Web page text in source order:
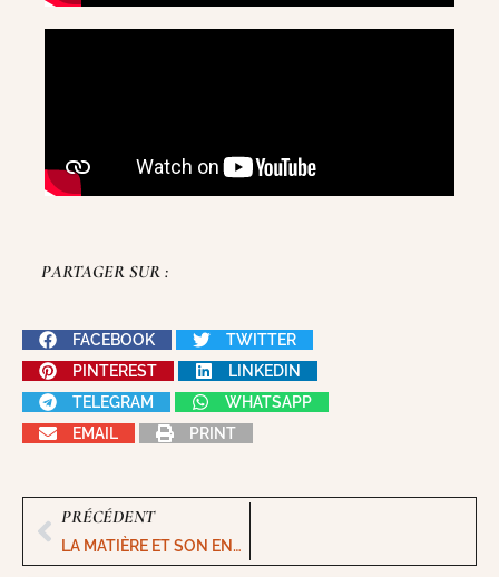
PARTAGER SUR :
FACEBOOK
TWITTER
PINTEREST
LINKEDIN
TELEGRAM
WHATSAPP
EMAIL
PRINT
PRÉCÉDENT
LA MATIÈRE ET SON ENTRETIEN